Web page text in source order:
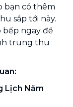
bạn có thêm
sắp tới này.
bếp ngay để
trung thu
Lịch Năm